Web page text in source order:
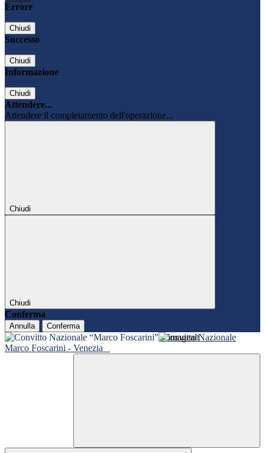
Errore
Chiudi
Successo
Chiudi
Informazione
Chiudi
Attendere...
Attendere il completamento dell'operazione...
Chiudi
Chiudi
Conferma
Annulla Conferma
Convitto Nazionale
Marco Foscarini - Venezia